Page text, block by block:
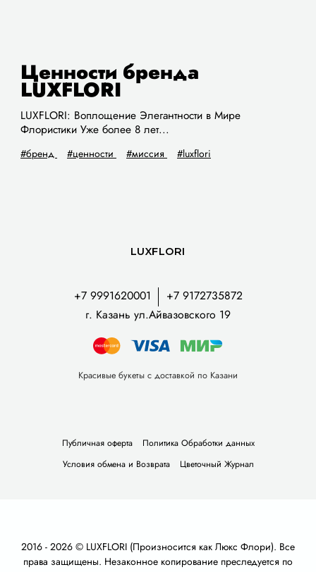
Ценности бренда
LUXFLORI
LUXFLORI: Воплощение Элегантности в Мире
Флористики Уже более 8 лет...
#бренд #ценности #миссия #luxflori
+7 9991620001
+7 9172735872
г. Казань ул.Айвазовского 19
LUXFLORI
Красивые букеты с доставкой по Казани
Публичная оферта
Политика Обработки данных
Условия обмена и Возврата
Цветочный Журнал
2016 - 2026 © LUXFLORI (Произносится как Люкс Флори). Все
права защищены. Незаконное копирование преследуется по